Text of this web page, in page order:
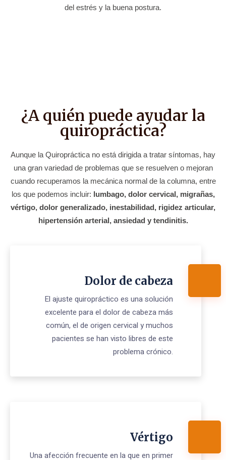
del estrés y la buena postura.
¿A quién puede ayudar la
quiropráctica?
Aunque la Quiropráctica no está dirigida a tratar síntomas, hay
una gran variedad de problemas que se resuelven o mejoran
cuando recuperamos la mecánica normal de la columna, entre
los que podemos incluir: lumbago, dolor cervical, migrañas,
vértigo, dolor generalizado, inestabilidad, rigidez articular,
hipertensión arterial, ansiedad y tendinitis.
Dolor de cabeza
El ajuste quiropráctico es una solución
excelente para el dolor de cabeza más
común, el de origen cervical y muchos
pacientes se han visto libres de este
problema crónico.
Vértigo
Una afección frecuente en la que en primer